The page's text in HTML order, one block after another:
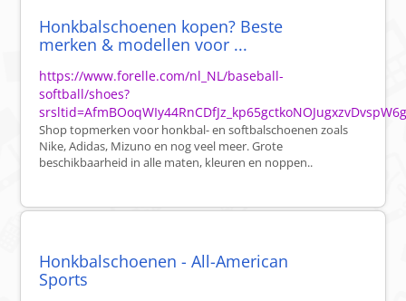
Honkbalschoenen kopen? Beste
merken & modellen voor ...
https://www.forelle.com/nl_NL/baseball-
softball/shoes?
Shop topmerken voor honkbal- en softbalschoenen zoals
Nike, Adidas, Mizuno en nog veel meer. Grote
beschikbaarheid in alle maten, kleuren en noppen..
Honkbalschoenen - All-American
Sports